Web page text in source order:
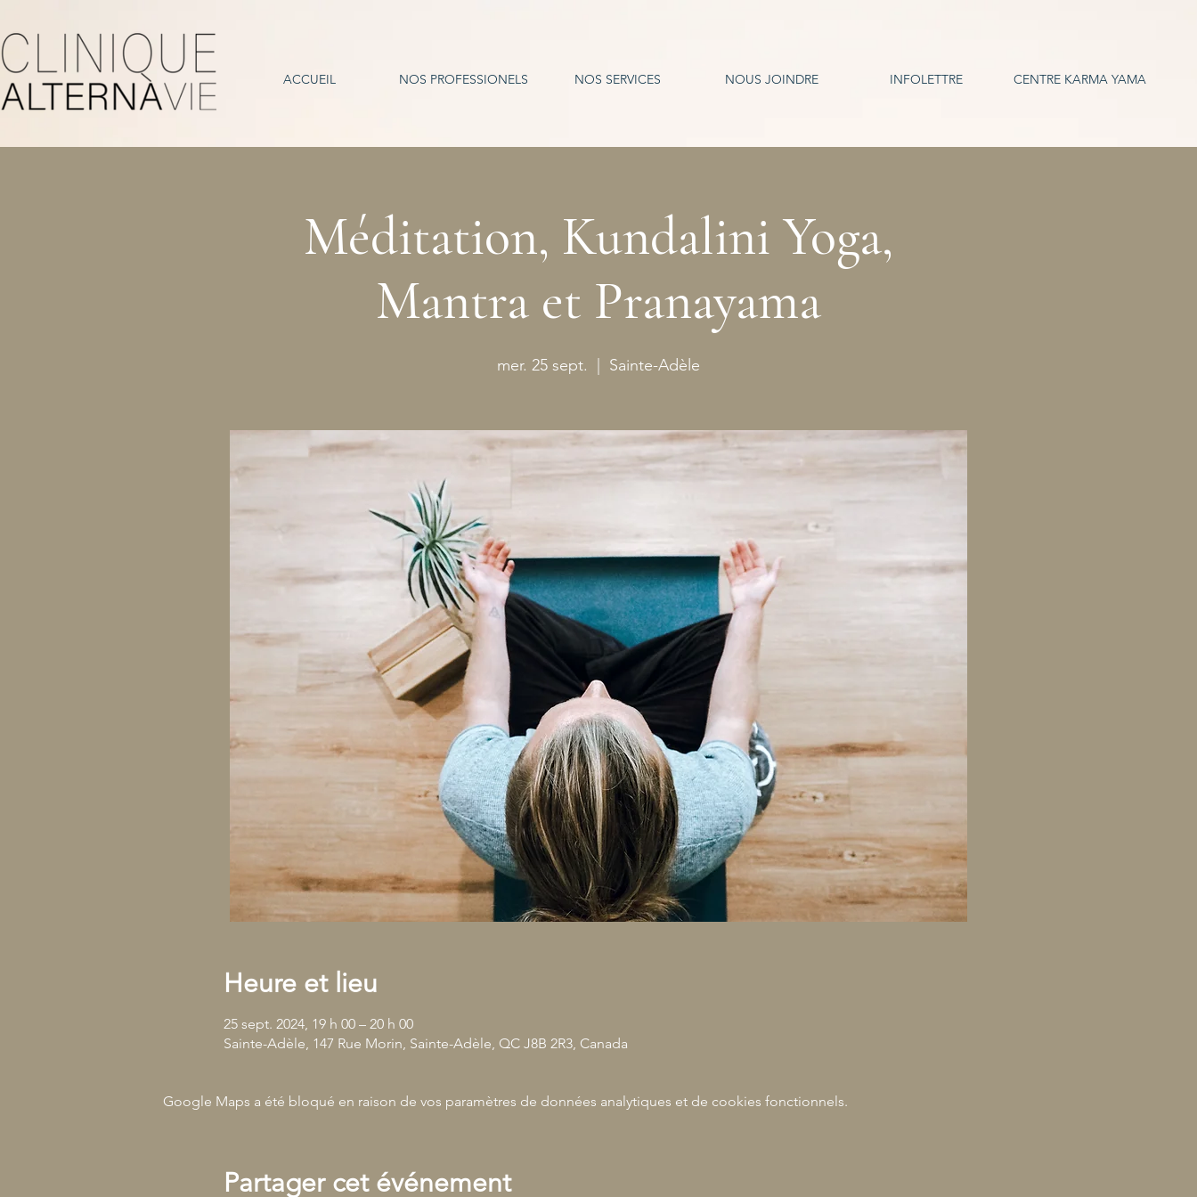
ACCUEIL NOS PROFESSIONELS NOS SERVICES NOUS JOINDRE INFOLETTRE CENTRE KARMA YAMA
Méditation, Kundalini Yoga,
Mantra et Pranayama
mer. 25 sept. Sainte-Adèle
Heure et lieu
25 sept. 2024, 19 h 00 – 20 h 00
Sainte-Adèle, 147 Rue Morin, Sainte-Adèle, QC J8B 2R3, Canada
Google Maps a été bloqué en raison de vos paramètres de données analytiques et de cookies fonctionnels.
Partager cet événement